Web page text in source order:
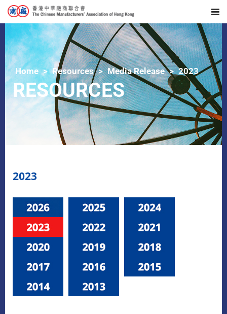
Home Resources Media Release 2023
RESOURCES
2023